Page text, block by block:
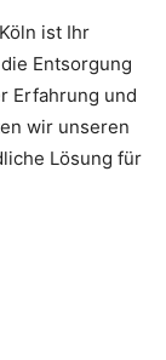
ist Ihr
Entsorgung
Erfahrung und
wir unseren
Lösung für